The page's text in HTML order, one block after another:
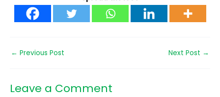
← Previous Post Next Post →
Leave a Comment